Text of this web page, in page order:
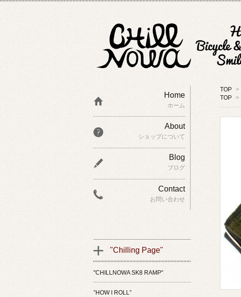
TOP >
TOP >
Home
ホーム
About
ショップについて
Blog
ブログ
Contact
お問い合わせ
"Chilling Page"
"CHILLNOWA SK8 RAMP"
”HOW I ROLL”